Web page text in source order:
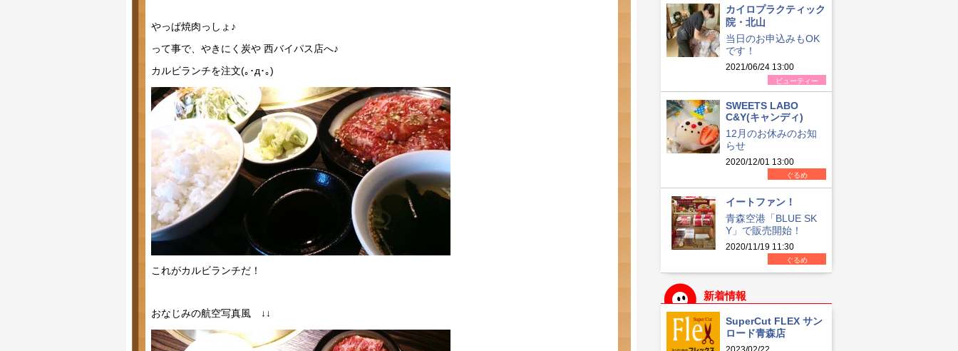
やっぱ焼肉っしょ♪
って事で、やきにく炭や 西バイパス店へ♪
カルビランチを注文(｡･д･｡)
これがカルビランチだ！
おなじみの航空写真風 ↓↓
カイロプラクティック
院・北山
当日のお申込みもOK
です！
2021/06/24 13:00
ビューティー
SWEETS LABO
C&Y(キャンディ)
12月のお休みのお知
らせ
2020/12/01 13:00
ぐるめ
イートファン！
青森空港「BLUE SK
Y」で販売開始！
2020/11/19 11:30
ぐるめ
新着情報
SuperCut FLEX サン
ロード青森店